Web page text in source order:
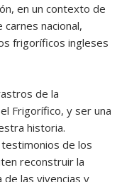
en un contexto de
nacional,
frigoríficos ingleses
de la
Frigorífico, y ser una
historia.
de los
reconstruir la
de las vivencias y